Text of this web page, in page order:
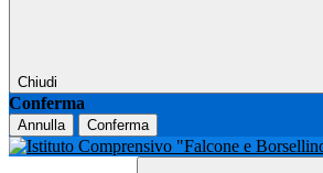
Chiudi
Conferma
Annulla Conferma